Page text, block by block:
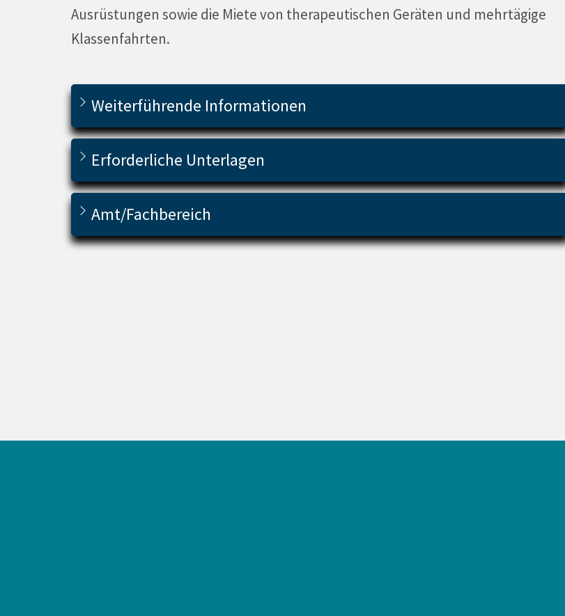
Ausrüstungen sowie die Miete von therapeutischen Geräten und mehrtägige
Klassenfahrten.
Weiterführende Informationen
Erforderliche Unterlagen
Amt/Fachbereich